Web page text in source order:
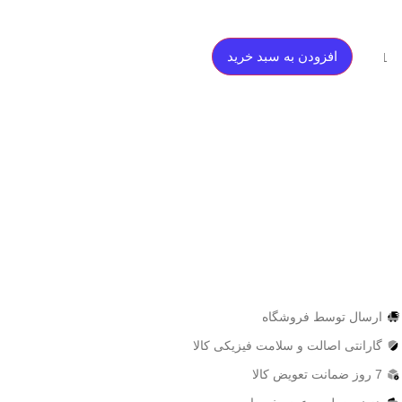
افزودن به سبد خرید
ارسال توسط فروشگاه
گارانتی اصالت و سلامت فیزیکی کالا
7 روز ضمانت تعویض کالا